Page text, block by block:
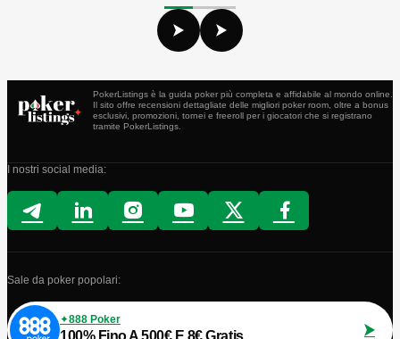
PokerListings è la guida poker più completa e affidabile al mondo online.
Il sito offre recensioni dettagliate delle migliori poker room, oltre a bonus
esclusivi, promozioni, tornei e freeroll per i giocatori che si registrano
tramite PokerListings.
I nostri social media:
Sale da poker popolari:
888 Poker
100% Fino A 500€ E 8€ Gratis